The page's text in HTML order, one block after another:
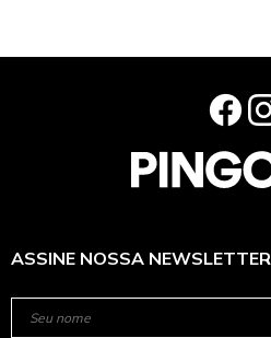
ASSINE NOSSA NEWSLETTER